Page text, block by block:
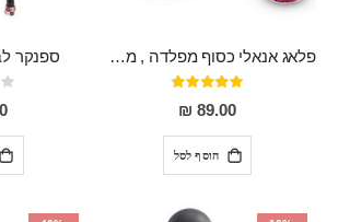
פלאג אנאלי כסוף מפלדה , מתאים ללבישה מתחת לבגדים, בגודל 7.3 על 2.8 ס"מ
דירוג:
97%
89.00 ₪
הוסף לסל
ספנקר